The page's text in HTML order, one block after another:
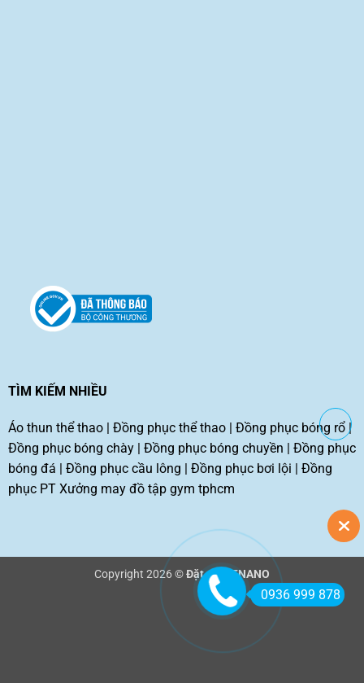
TÌM KIẾM NHIỀU
Áo thun thể thao| Đồng phục thể thao| Đồng phục bóng rổ|
Đồng phục bóng chày| Đồng phục bóng chuyền
Đồng phục
bóng đá
Đồng phục cầu lông Đồng phục bơi lội
Đồng
phục PT Xưởng may đồ tập gym tphcm
Copyright 2026 ©Đặt may TNANO
0936 999 878